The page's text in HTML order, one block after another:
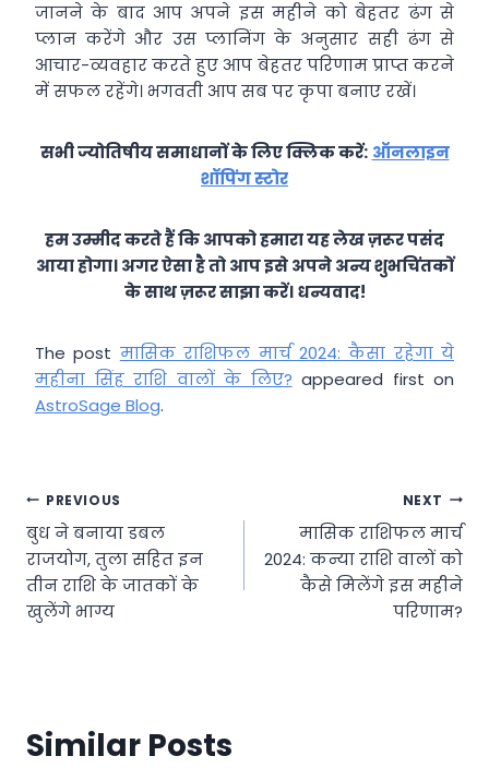
जानने के बाद आप अपने इस महीने को बेहतर ढंग से
प्लान करेंगे और उस प्लानिंग के अनुसार सही ढंग से
आचार-व्यवहार करते हुए आप बेहतर परिणाम प्राप्त करने
में सफल रहेंगे। भगवती आप सब पर कृपा बनाए रखें।
सभी ज्योतिषीय समाधानों के लिए क्लिक करें: ऑनलाइन
शॉपिंग स्टोर
हम उम्मीद करते हैं कि आपको हमारा यह लेख ज़रूर पसंद
आया होगा। अगर ऐसा है तो आप इसे अपने अन्य शुभचिंतकों
के साथ ज़रूर साझा करें। धन्यवाद!
The post मासिक राशिफल मार्च 2024: कैसा रहेगा ये
महीना सिंह राशि वालों के लिए? appeared first on
AstroSage Blog.
Post
navigation
PREVIOUS
बुध ने बनाया डबल
राजयोग, तुला सहित इन
तीन राशि के जातकों के
खुलेंगे भाग्य
NEXT
मासिक राशिफल मार्च
2024: कन्या राशि वालों को
कैसे मिलेंगे इस महीने
परिणाम?
Similar Posts